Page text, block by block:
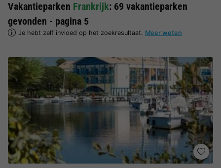
Vakantieparken Frankrijk: 69 vakantieparken
gevonden - pagina 5
Je hebt zelf invloed op het zoekresultaat. Meer weten